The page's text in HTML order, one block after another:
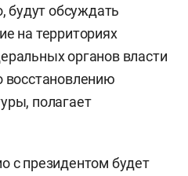
будут обсуждать
на территориях
органов власти
восстановлению
полагает
с президентом будет